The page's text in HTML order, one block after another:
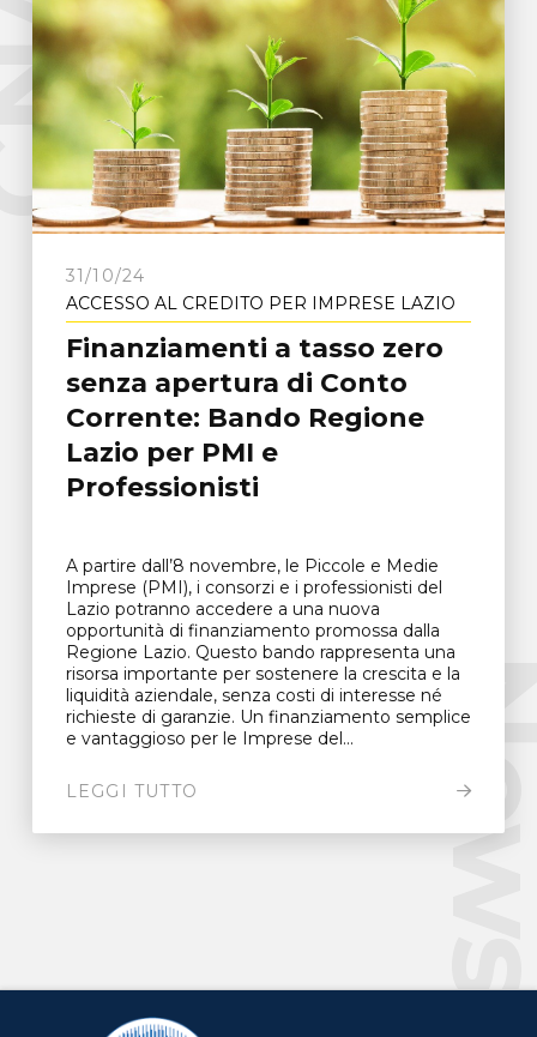
31/10/24
ACCESSO AL CREDITO PER IMPRESE LAZIO
Finanziamenti a tasso zero
senza apertura di Conto
Corrente: Bando Regione
Lazio per PMI e
Professionisti
A partire dall’8 novembre, le Piccole e Medie
Imprese (PMI), i consorzi e i professionisti del
Lazio potranno accedere a una nuova
opportunità di finanziamento promossa dalla
Regione Lazio. Questo bando rappresenta una
risorsa importante per sostenere la crescita e la
liquidità aziendale, senza costi di interesse né
richieste di garanzie. Un finanziamento semplice
e vantaggioso per le Imprese del...
LEGGI TUTTO